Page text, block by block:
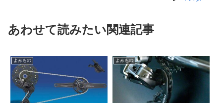
あわせて読みたい関連記事
よみもの よみもの